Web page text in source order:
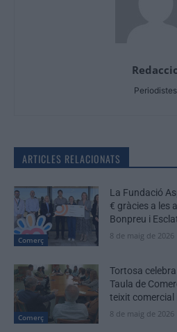
Periodistes
ARTICLES RELACIONATS
Comerç
La Fundació
€ gràcies a les
Bonpreu i
8 de maig de 2026
Comerç
Tortosa
Taula de
teixit comercial
8 de maig de 2026